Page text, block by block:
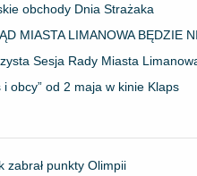
obchody Dnia Strażaka
MIASTA LIMANOWA BĘDZIE
Sesja Rady Miasta
i obcy” od 2 maja w kinie Klaps
zabrał punkty Olimpii